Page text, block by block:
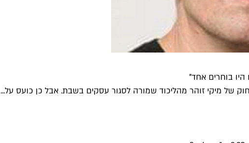
בוחרים אחד"
של מיקי זוהר מהליכוד שמורה לסגור עסקים בשבת. אבל כן כועס על...